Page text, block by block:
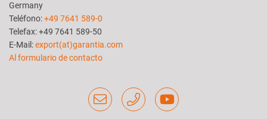
Germany
Teléfono:+49 7641 589-0
Telefax: +49 7641 589-50
E-Mail:export(at)garantia.com
Al formulario de contacto